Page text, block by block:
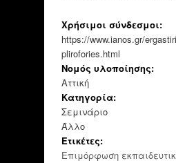
Χρήσιμοι σύνδεσμοι:
https://www.ianos.gr/
plirofories.html
Νομός υλοποίησης:
Αττική
Κατηγορία:
Σεμινάριο
Άλλο
Ετικέτες:
Επιμόρφωση